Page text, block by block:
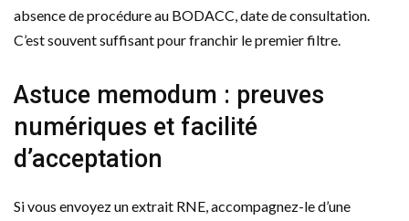
absence de procédure au BODACC, date de consultation.
C’est souvent suffisant pour franchir le premier filtre.
Astuce memodum : preuves
numériques et facilité
d’acceptation
Si vous envoyez un extrait RNE, accompagnez-le d’une